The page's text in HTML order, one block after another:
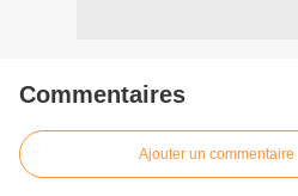
Commentaires
Ajouter un commentaire